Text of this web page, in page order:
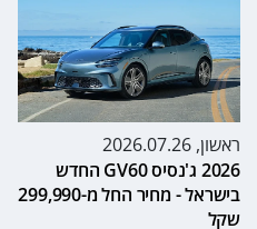
ראשון, 2026.07.26
2026 ג'נסיס GV60 החדש
בישראל - מחיר החל מ-299,990
שקל